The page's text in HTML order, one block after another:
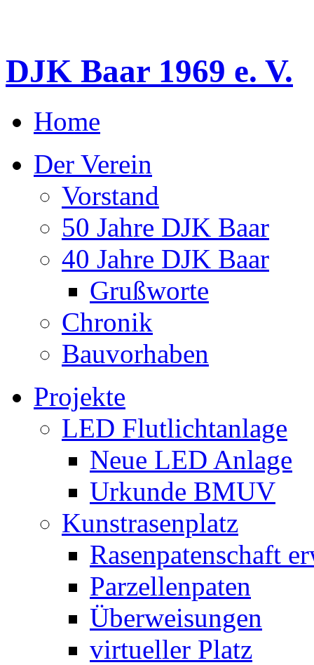
DJK Baar 1969 e. V.
Home
Der Verein
Vorstand
50 Jahre DJK Baar
40 Jahre DJK Baar
Grußworte
Chronik
Bauvorhaben
Projekte
LED Flutlichtanlage
Neue LED Anlage
Urkunde BMUV
Kunstrasenplatz
Rasenpatenschaft
Parzellenpaten
Überweisungen
virtueller Platz